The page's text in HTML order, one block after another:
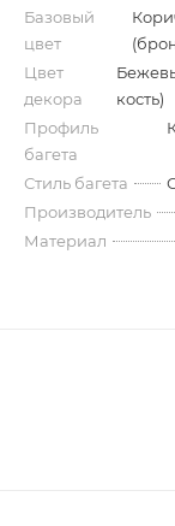
Базовый
цвет
Цвет
декора
кость)
Профиль
багета
Стиль багета
Производитель
Материал